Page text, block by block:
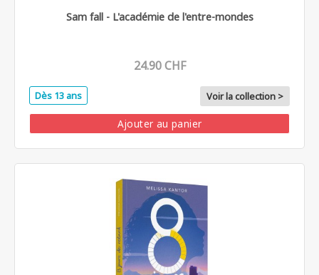
Sam fall - L'académie de l'entre-mondes
24.90 CHF
Dès 13 ans Voir la collection >
Ajouter au panier